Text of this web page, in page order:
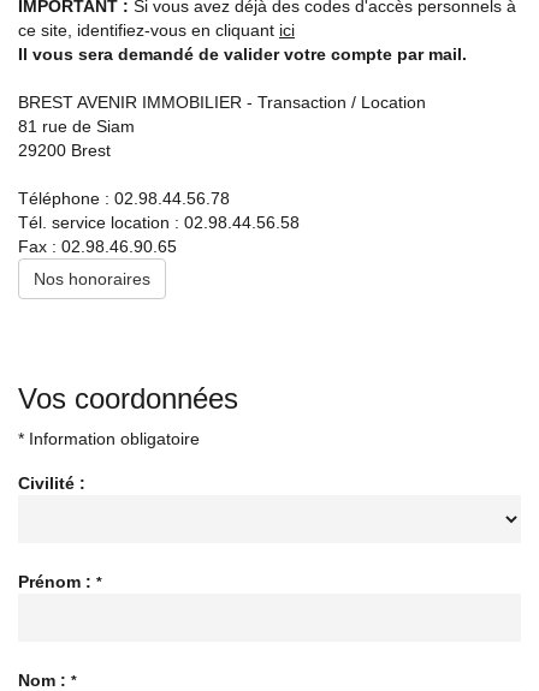
Experts locaux
Nous contacter
02 98 44 56 58
Gestion Locative
Syndic
02 98 44 56 78
Transaction
Actualités
Mon compte
IMPORTANT : Si vous avez déjà des codes d'accès personnels à
ce site, identifiez-vous en cliquant ici
Il vous sera demandé de valider votre compte par mail.
BREST AVENIR IMMOBILIER - Transaction / Location
81 rue de Siam
29200 Brest
Téléphone : 02.98.44.56.78
Tél. service location : 02.98.44.56.58
Fax : 02.98.46.90.65
Nos honoraires
Vos coordonnées
* Information obligatoire
Civilité :
Prénom : *
Nom : *